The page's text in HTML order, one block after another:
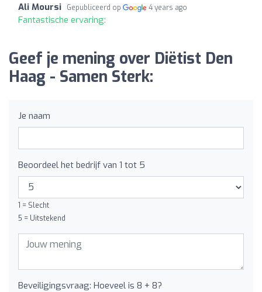
Ali Moursi Gepubliceerd op 4 years ago
Fantastische ervaring:
Geef je mening over Diëtist Den
Haag - Samen Sterk:
Je naam
Beoordeel het bedrijf van 1 tot 5
1 = Slecht
5 = Uitstekend
Beveiligingsvraag: Hoeveel is 8 + 8?